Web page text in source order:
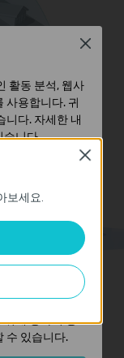
보세요.
Close
활동 분석, 웹사
사용합니다. 귀
니다. 자세한 내
습니다.
사용자의 시
정하기 위해
사용하는 쿠키
필을 생성하고
위해 당사의 광
수 있습니다.
Close